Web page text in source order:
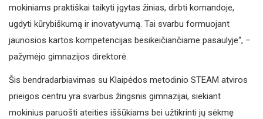
mokiniams praktiškai taikyti įgytas žinias, dirbti komandoje,
ugdyti kūrybiškumą ir inovatyvumą. Tai svarbu formuojant
jaunosios kartos kompetencijas besikeičiančiame pasaulyje“, –
pažymėjo gimnazijos direktorė.
Šis bendradarbiavimas su Klaipėdos metodinio STEAM atviros
prieigos centru yra svarbus žingsnis gimnazijai, siekiant
mokinius paruošti ateities iššūkiams bei užtikrinti jų sėkmę